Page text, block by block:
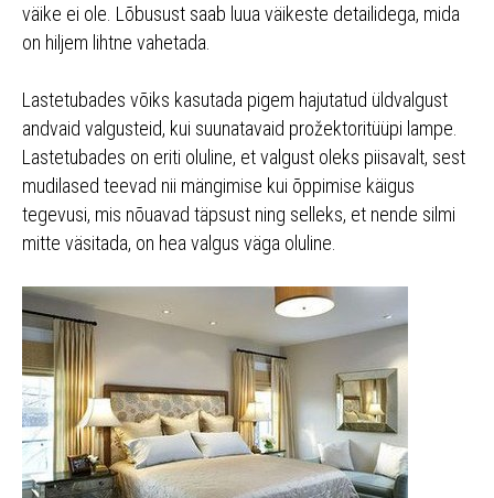
väike ei ole. Lõbusust saab luua väikeste detailidega, mida
on hiljem lihtne vahetada.
Lastetubades võiks kasutada pigem hajutatud üldvalgust
andvaid valgusteid, kui suunatavaid prožektoritüüpi lampe.
Lastetubades on eriti oluline, et valgust oleks piisavalt, sest
mudilased teevad nii mängimise kui õppimise käigus
tegevusi, mis nõuavad täpsust ning selleks, et nende silmi
mitte väsitada, on hea valgus väga oluline.